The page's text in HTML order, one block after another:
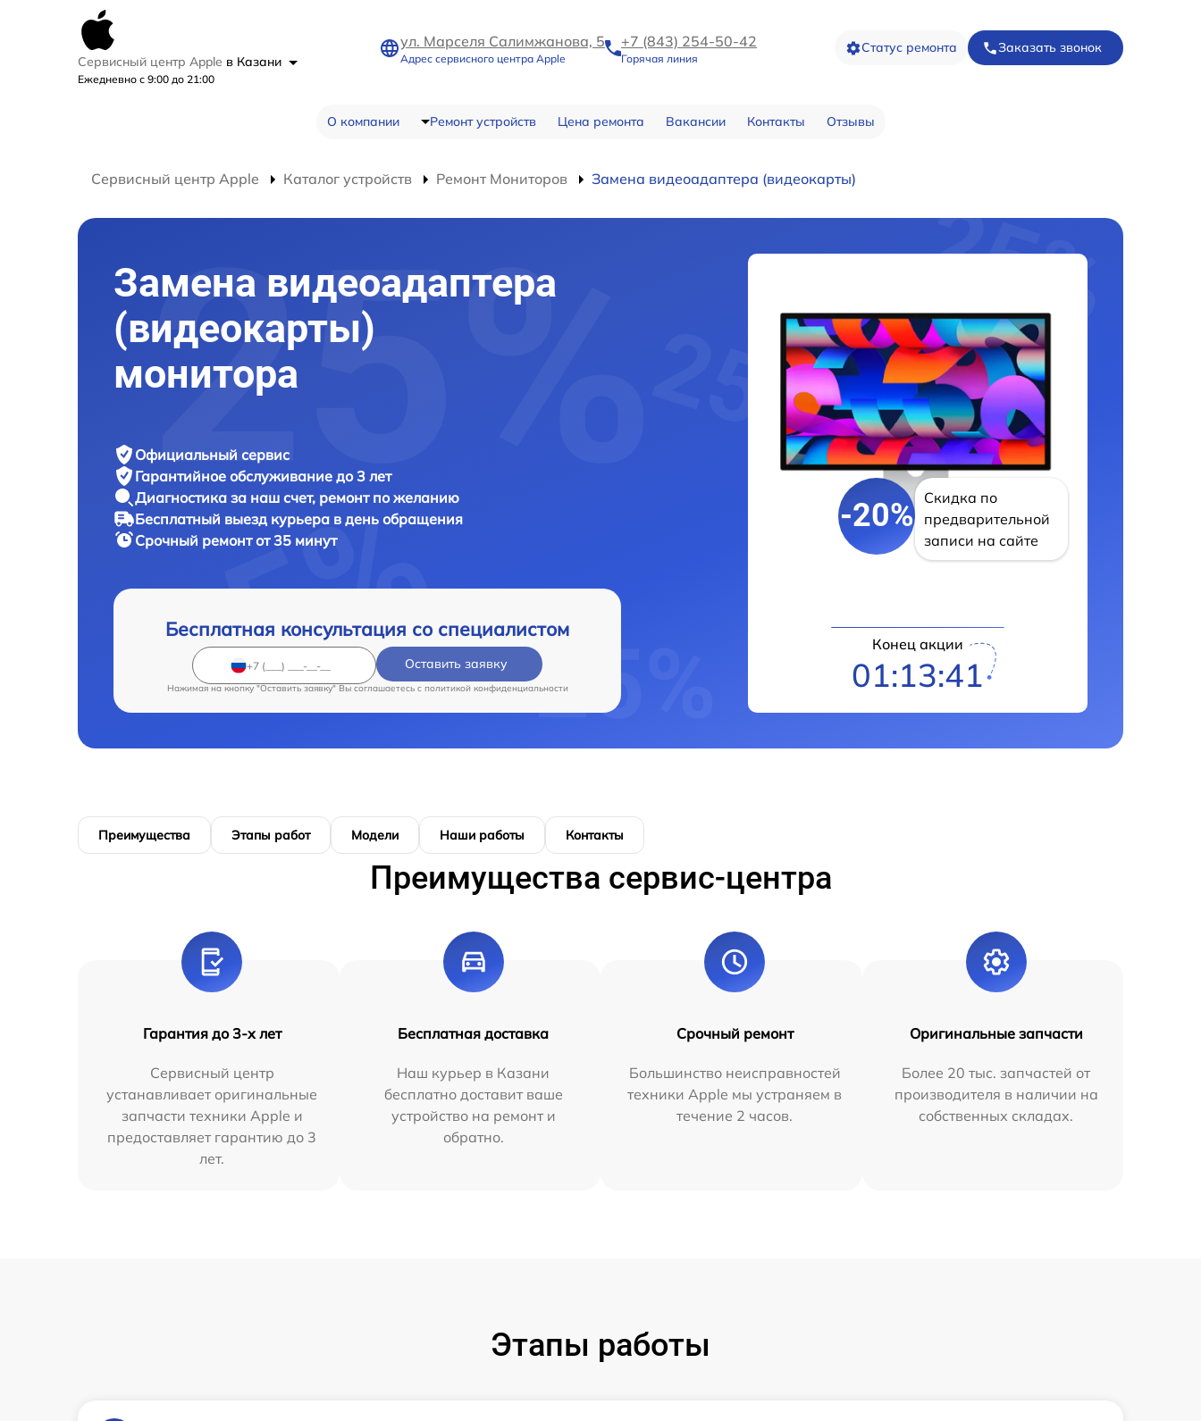
Сервисный центр Apple в Казани
Ежедневно с 9:00 до 21:00
ул. Марселя Салимжанова, 5
Адрес сервисного центра Apple
+7 (843) 254-50-42
Горячая линия
Статус ремонта Заказать звонок
О компании Ремонт устройств Цена ремонта Вакансии Контакты Отзывы
Сервисный центр Apple Каталог устройств Ремонт Мониторов Замена видеоадаптера (видеокарты)
Замена видеоадаптера
(видеокарты)
монитора
Официальный сервис
Гарантийное обслуживание до 3 лет
Диагностика за наш счет, ремонт по желанию
Бесплатный выезд курьера в день обращения
Срочный ремонтот 35 минут
Бесплатная консультация со специалистом
Оставить заявку
Нажимая на кнопку "Оставить заявку" Вы соглашаетесь c политикой конфиденциальности
-20%
Скидка по
предварительной
записи на сайте
Конец акции
01:13:40
Преимущества Этапы работ Модели Наши работы Контакты
Преимущества сервис-центра
Гарантия до 3-х лет
Сервисный центр
устанавливает оригинальные
запчасти техники Apple и
предоставляет гарантию до 3
лет.
Бесплатная доставка
Наш курьер в Казани
бесплатно доставит ваше
устройство на ремонт и
обратно.
Срочный ремонт
Большинство неисправностей
техники Apple мы устраняем в
течение 2 часов.
Оригинальные запчасти
Более 20 тыс. запчастей от
производителя в наличии на
собственных складах.
Этапы работы